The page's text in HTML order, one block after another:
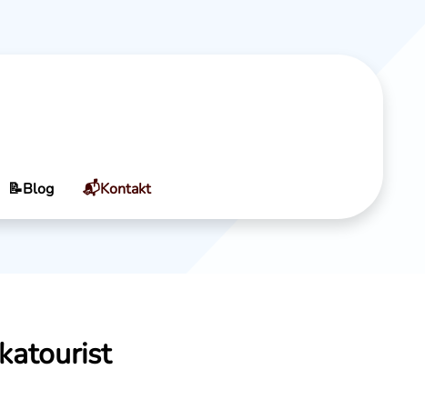
📝Blog 📬Kontakt